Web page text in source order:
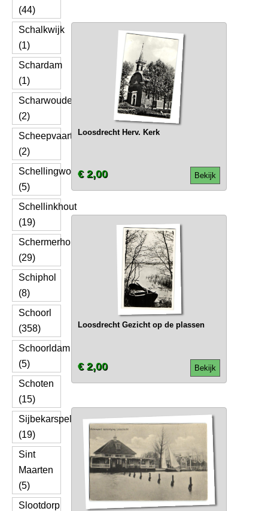
(44)
Schalkwijk
(1)
Schardam
(1)
Scharwoude
(2)
Scheepvaart
(2)
Schellingwoude
(5)
Schellinkhout
(19)
Schermerhorn
(29)
Schiphol
(8)
Schoorl
(358)
Schoorldam
(5)
Schoten
(15)
Sijbekarspel
(19)
Sint
Maarten
(5)
Slootdorp
Loosdrecht Herv. Kerk
Bekijk
€ 2,00
Loosdrecht Gezicht op de plassen
Bekijk
€ 2,00